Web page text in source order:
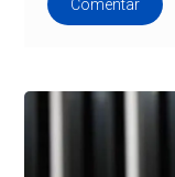
Comentar